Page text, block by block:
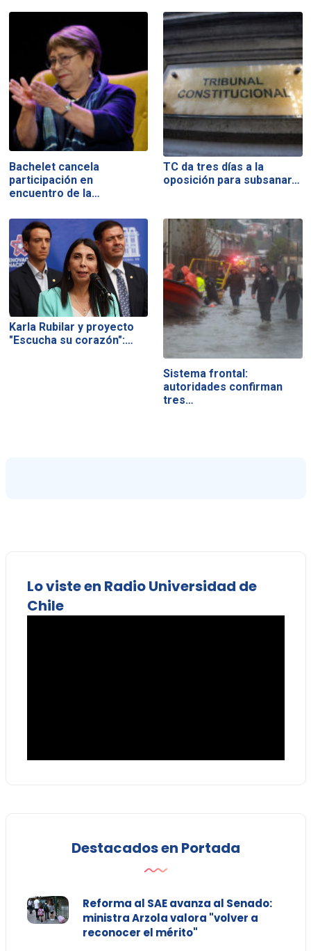
Bachelet cancela
participación en
encuentro de la…
TC da tres días a la
oposición para subsanar…
Karla Rubilar y proyecto
"Escucha su corazón":…
Sistema frontal:
autoridades confirman
tres…
Lo viste en Radio Universidad de
Chile
Destacados en Portada
Reforma al SAE avanza al Senado:
ministra Arzola valora "volver a
reconocer el mérito"